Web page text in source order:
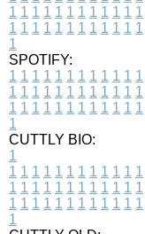
1 1 1 1 1 1 1 1 1 1 1 1
1 1 1 1 1 1 1 1 1 1 1 1
1
SPOTIFY:
1 1 1 1 1 1 1 1 1 1 1 1
1 1 1 1 1 1 1 1 1 1 1 1
1 1 1 1 1 1 1 1 1 1 1 1
1
CUTTLY BIO:
1
1 1 1 1 1 1 1 1 1 1 1 1
1 1 1 1 1 1 1 1 1 1 1 1
1 1 1 1 1 1 1 1 1 1 1 1
1